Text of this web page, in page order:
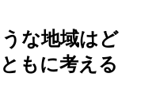
な地域はど
もに考える